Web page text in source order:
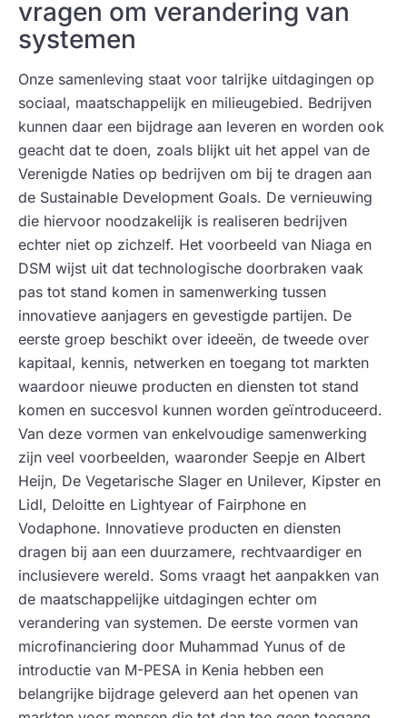
vragen om verandering van
systemen
Onze samenleving staat voor talrijke uitdagingen op
sociaal, maatschappelijk en milieugebied. Bedrijven
kunnen daar een bijdrage aan leveren en worden ook
geacht dat te doen, zoals blijkt uit het appel van de
Verenigde Naties op bedrijven om bij te dragen aan
de Sustainable Development Goals. De vernieuwing
die hiervoor noodzakelijk is realiseren bedrijven
echter niet op zichzelf. Het voorbeeld van Niaga en
DSM wijst uit dat technologische doorbraken vaak
pas tot stand komen in samenwerking tussen
innovatieve aanjagers en gevestigde partijen. De
eerste groep beschikt over ideeën, de tweede over
kapitaal, kennis, netwerken en toegang tot markten
waardoor nieuwe producten en diensten tot stand
komen en succesvol kunnen worden geïntroduceerd.
Van deze vormen van enkelvoudige samenwerking
zijn veel voorbeelden, waaronder Seepje en Albert
Heijn, De Vegetarische Slager en Unilever, Kipster en
Lidl, Deloitte en Lightyear of Fairphone en
Vodaphone. Innovatieve producten en diensten
dragen bij aan een duurzamere, rechtvaardiger en
inclusievere wereld. Soms vraagt het aanpakken van
de maatschappelijke uitdagingen echter om
verandering van systemen. De eerste vormen van
microfinanciering door Muhammad Yunus of de
introductie van M-PESA in Kenia hebben een
belangrijke bijdrage geleverd aan het openen van